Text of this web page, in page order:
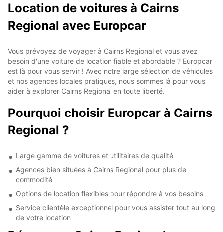
Location de voitures à Cairns
Regional avec Europcar
Vous prévoyez de voyager à Cairns Regional et vous avez
besoin d'une voiture de location fiable et abordable ? Europcar
est là pour vous servir ! Avec notre large sélection de véhicules
et nos agences locales pratiques, nous sommes là pour vous
aider à explorer Cairns Regional en toute liberté.
Pourquoi choisir Europcar à Cairns
Regional ?
Large gamme de voitures et utilitaires de qualité
Agences bien situées à Cairns Regional pour plus de
commodité
Options de location flexibles pour répondre à vos besoins
Service clientèle exceptionnel pour vous assister tout au long
de votre location